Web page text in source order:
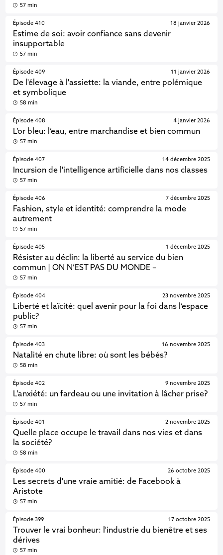
57 min
Épisode 410
Estime de soi: avoir confiance sans devenir
insupportable
18 janvier 2026
57 min
Épisode 409
De l'élevage à l'assiette: la viande, entre polémique
et symbolique
11 janvier 2026
58 min
Épisode 408
L’or bleu: l’eau, entre marchandise et bien commun
4 janvier 2026
57 min
Épisode 407
Incursion de l'intelligence artificielle dans nos classes
14 décembre 2025
57 min
Épisode 406
Fashion, style et identité: comprendre la mode
autrement
7 décembre 2025
57 min
Épisode 405
Résister au déclin: la liberté au service du bien
commun | ON N’EST PAS DU MONDE –
1 décembre 2025
57 min
Épisode 404
Liberté et laïcité: quel avenir pour la foi dans l’espace
public?
23 novembre 2025
57 min
Épisode 403
Natalité en chute libre: où sont les bébés?
16 novembre 2025
58 min
Épisode 402
L’anxiété: un fardeau ou une invitation à lâcher prise?
9 novembre 2025
57 min
Épisode 401
Quelle place occupe le travail dans nos vies et dans
la société?
2 novembre 2025
58 min
Épisode 400
Les secrets d'une vraie amitié: de Facebook à
Aristote
26 octobre 2025
57 min
Épisode 399
Trouver le vrai bonheur: l'industrie du bienêtre et ses
dérives
17 octobre 2025
57 min